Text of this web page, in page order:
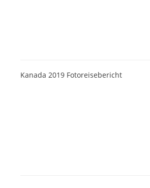
Kanada 2019 Fotoreisebericht